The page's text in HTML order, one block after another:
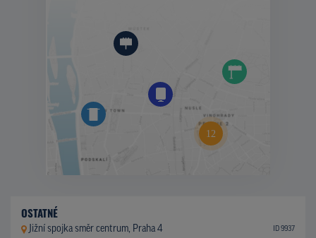
OSTATNÉ
Jižní spojka směr centrum, Praha 4 ID 9937